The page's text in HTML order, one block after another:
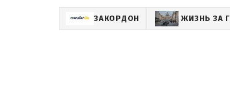
ЗАКОРДОН ЖИЗНЬ ЗА